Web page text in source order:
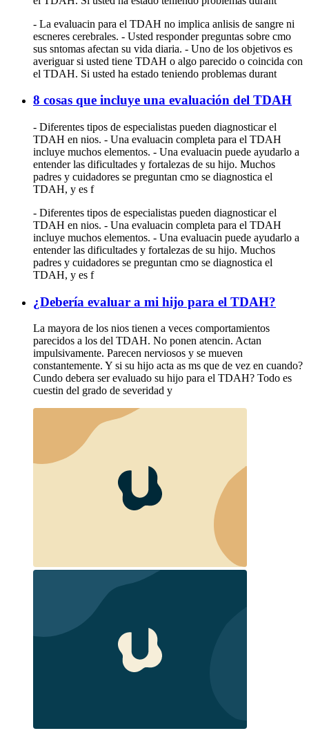
- La evaluacin para el TDAH no implica anlisis de sangre ni
escneres cerebrales. - Usted responder preguntas sobre cmo
sus sntomas afectan su vida diaria. - Uno de los objetivos es
averiguar si usted tiene TDAH o algo parecido o coincida con
el TDAH. Si usted ha estado teniendo problemas durant
8 cosas que incluye una evaluación del TDAH
- Diferentes tipos de especialistas pueden diagnosticar el
TDAH en nios. - Una evaluacin completa para el TDAH
incluye muchos elementos. - Una evaluacin puede ayudarlo a
entender las dificultades y fortalezas de su hijo. Muchos
padres y cuidadores se preguntan cmo se diagnostica el
TDAH, y es f
- Diferentes tipos de especialistas pueden diagnosticar el
TDAH en nios. - Una evaluacin completa para el TDAH
incluye muchos elementos. - Una evaluacin puede ayudarlo a
entender las dificultades y fortalezas de su hijo. Muchos
padres y cuidadores se preguntan cmo se diagnostica el
TDAH, y es f
¿Debería evaluar a mi hijo para el TDAH?
La mayora de los nios tienen a veces comportamientos
parecidos a los del TDAH. No ponen atencin. Actan
impulsivamente. Parecen nerviosos y se mueven
constantemente. Y si su hijo acta as ms que de vez en cuando?
Cundo debera ser evaluado su hijo para el TDAH? Todo es
cuestin del grado de severidad y